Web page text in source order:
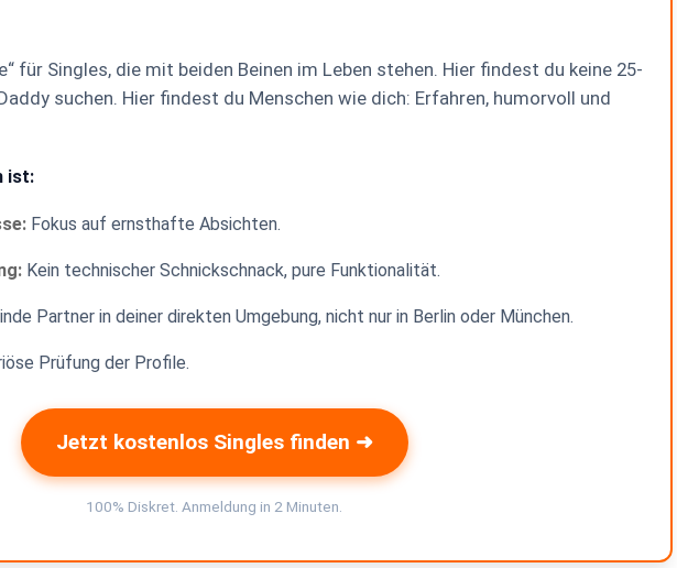
für Singles, die mit beiden Beinen im Leben stehen. Hier findest du keine 25-
suchen. Hier findest du Menschen wie dich: Erfahren, humorvoll und
ist:
Fokus auf ernsthafte Absichten.
Kein technischer Schnickschnack, pure Funktionalität.
Partner in deiner direkten Umgebung, nicht nur in Berlin oder München.
Prüfung der Profile.
Jetzt kostenlos Singles finden ➜
100% Diskret. Anmeldung in 2 Minuten.